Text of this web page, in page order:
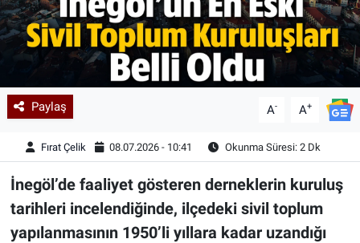
Paylaş A- A+
Fırat Çelik 08.07.2026 - 10:41 Okunma Süresi: 2 Dk
İnegöl’de faaliyet gösteren derneklerin kuruluş
tarihleri incelendiğinde, ilçedeki sivil toplum
yapılanmasının 1950’li yıllara kadar uzandığı
Yazarlar
Astroloji-Rüya